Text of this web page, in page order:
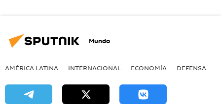
Mundo
AMÉRICA LATINA INTERNACIONAL ECONOMÍA DEFENSA